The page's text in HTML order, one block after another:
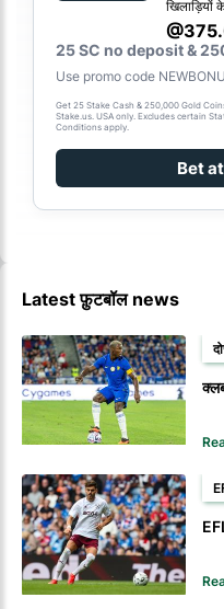
खिलाड़ियों
25 SC no deposit &
Use promo code
Get 25 Stake Cash & 250,000 Gold
Stake.us. USA only. Excludes certain
Conditions apply.
Bet
Latest फ़ुटबॉल news